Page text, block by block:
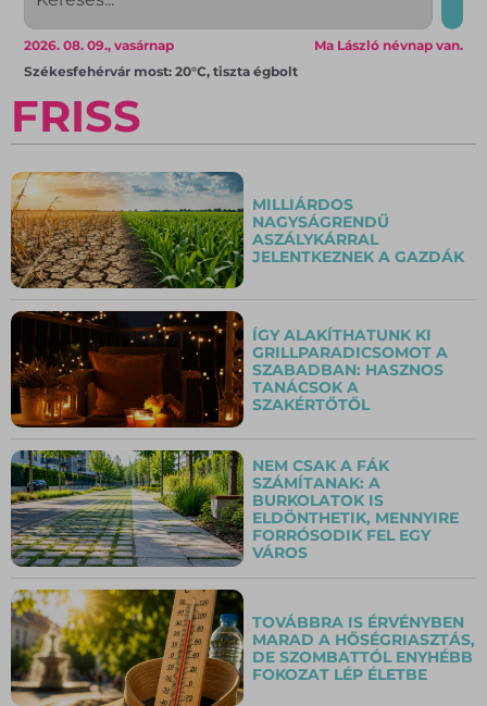
Ma László névnap van.
2026. 08. 09., vasárnap
Székesfehérvár most: 20°C, tiszta égbolt
FRISS
MILLIÁRDOS
NAGYSÁGRENDŰ
ASZÁLYKÁRRAL
JELENTKEZNEK A GAZDÁK
ÍGY ALAKÍTHATUNK KI
GRILLPARADICSOMOT A
SZABADBAN: HASZNOS
TANÁCSOK A
SZAKÉRTŐTŐL
NEM CSAK A FÁK
SZÁMÍTANAK: A
BURKOLATOK IS
ELDÖNTHETIK, MENNYIRE
FORRÓSODIK FEL EGY
VÁROS
TOVÁBBRA IS ÉRVÉNYBEN
MARAD A HŐSÉGRIASZTÁS,
DE SZOMBATTÓL ENYHÉBB
FOKOZAT LÉP ÉLETBE